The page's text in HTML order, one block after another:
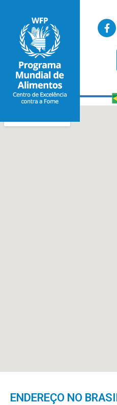
ENDEREÇO NO